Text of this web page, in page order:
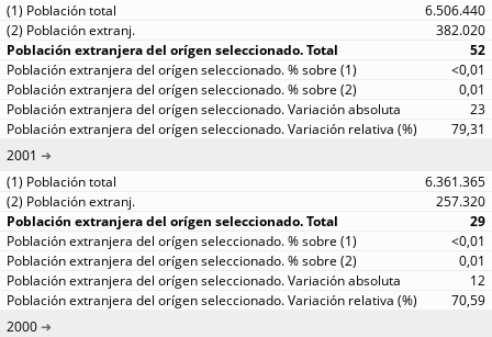
6.506.440
382.020
52
<0,01
0,01
23
79,31
2001
6.361.365
257.320
29
<0,01
0,01
12
70,59
2000